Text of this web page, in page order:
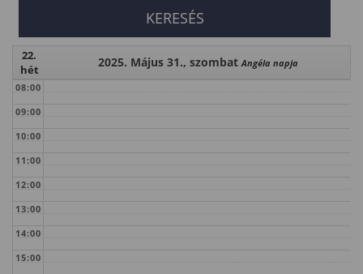
22.
hét
2025. Május 31., szombatAngéla napja
08:00
09:00
10:00
11:00
12:00
13:00
14:00
15:00